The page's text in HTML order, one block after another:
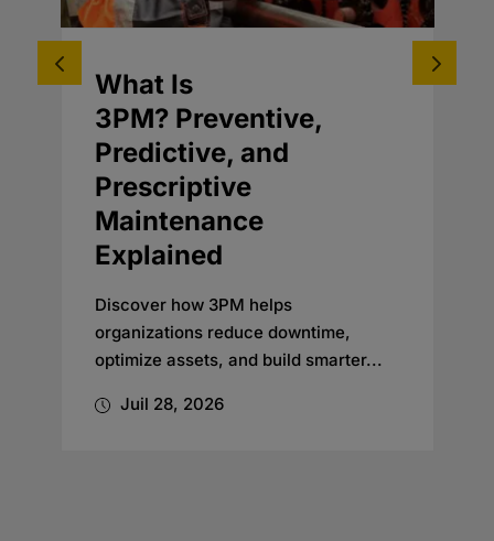
Driving Business
Adoption for an o9
Planning
Transformation
Discover how Oxford’s change
management expertise helped a
Juil 24, 2026